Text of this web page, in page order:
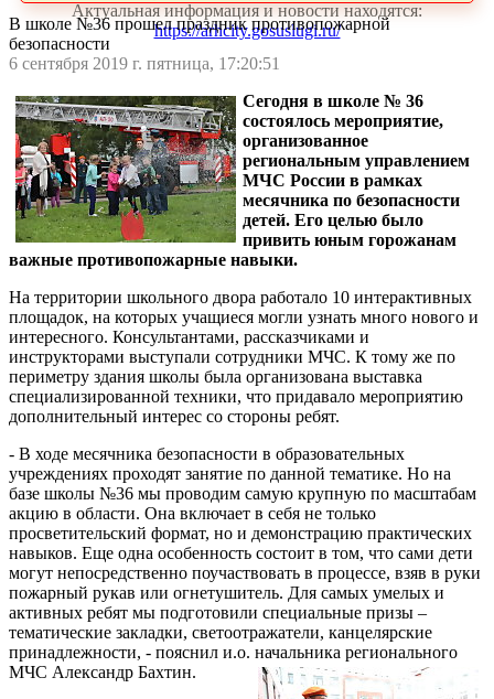
Актуальная информация и новости находятся:
https://arhcity.gosuslugi.ru/
В школе №36 прошел праздник противопожарной
безопасности
6 сентября 2019 г. пятница, 17:20:51
Сегодня в школе № 36
состоялось мероприятие,
организованное
региональным управлением
МЧС России в рамках
месячника по безопасности
детей. Его целью было
привить юным горожанам
важные противопожарные навыки.
На территории школьного двора работало 10 интерактивных
площадок, на которых учащиеся могли узнать много нового и
интересного. Консультантами, рассказчиками и
инструкторами выступали сотрудники МЧС. К тому же по
периметру здания школы была организована выставка
специализированной техники, что придавало мероприятию
дополнительный интерес со стороны ребят.
- В ходе месячника безопасности в образовательных
учреждениях проходят занятие по данной тематике. Но на
базе школы №36 мы проводим самую крупную по масштабам
акцию в области. Она включает в себя не только
просветительский формат, но и демонстрацию практических
навыков. Еще одна особенность состоит в том, что сами дети
могут непосредственно поучаствовать в процессе, взяв в руки
пожарный рукав или огнетушитель. Для самых умелых и
активных ребят мы подготовили специальные призы –
тематические закладки, светоотражатели, канцелярские
принадлежности, - пояснил и.о. начальника регионального
МЧС Александр Бахтин.